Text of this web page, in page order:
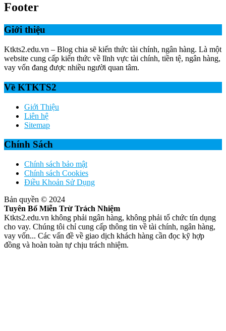
Footer
Giới thiệu
Ktkts2.edu.vn – Blog chia sẽ kiến thức tài chính, ngân hàng. Là một
website cung cấp kiến thức về lĩnh vực tài chính, tiền tệ, ngân hàng,
vay vốn đang được nhiều người quan tâm.
Về KTKTS2
Giới Thiệu
Liên hệ
Sitemap
Chính Sách
Chính sách bảo mật
Chính sách Cookies
Điều Khoản Sử Dụng
Bản quyền © 2024
Tuyên Bố Miễn Trừ Trách Nhiệm
Ktkts2.edu.vn không phải ngân hàng, không phải tổ chức tín dụng
cho vay. Chúng tôi chỉ cung cấp thông tin về tài chính, ngân hàng,
vay vốn... Các vấn đề về giao dịch khách hàng cần đọc kỹ hợp
đồng và hoàn toàn tự chịu trách nhiệm.